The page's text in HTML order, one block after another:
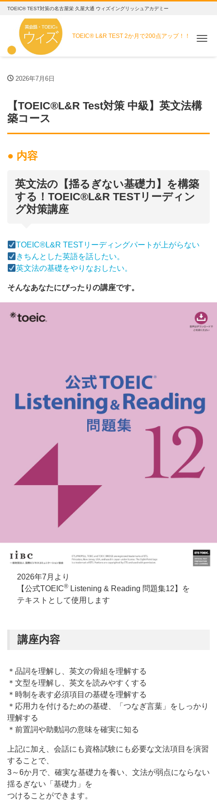
TOEIC® TEST対策の名古屋栄 久屋大通 ウィズイングリッシュアカデミー
TOEIC® L&R TEST2か月で200点アップ！！
2026年7月6日
【TOEIC®L&R Test対策 中級】英文法構
築コース
● 内容
英文法の【揺るぎない基礎力】を構築
する！TOEIC®L&R TESTリーディン
グ対策講座
TOEIC®L&R TESTリーディングパートが上がらない
きちんとした英語を話したい。
英文法の基礎をやりなおしたい。
そんなあなたにぴったりの講座です。
2026年7月より
【公式TOEIC® Listening & Reading 問題集12】を
テキストとして使用します
講座内容
＊品詞を理解し、英文の骨組を理解する
＊文型を理解し、英文を読みやすくする
＊時制を表す必須項目の基礎を理解する
＊応用力を付けるための基礎、「つなぎ言葉」をしっかり
理解する
＊前置詞や助動詞の意味を確実に知る
上記に加え、会話にも資格試験にも必要な文法項目を演習
することで、
3～6か月で、確実な基礎力を養い、文法が弱点にならない
揺るぎない「基礎力」を
つけることができます。